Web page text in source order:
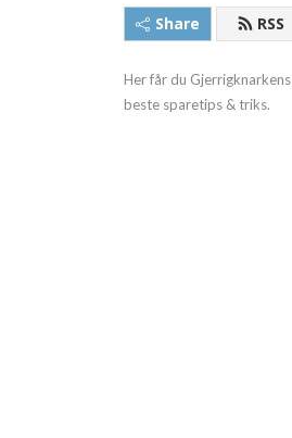
Share RSS
Her får du Gjerrigknarkens
beste sparetips & triks.